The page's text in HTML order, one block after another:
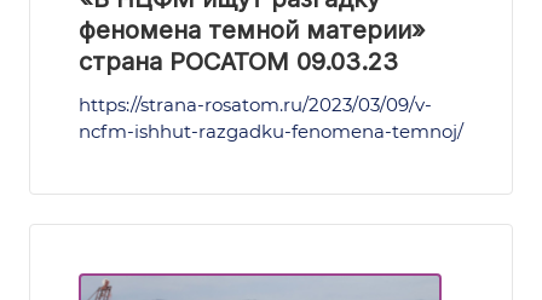
феномена темной материи»
страна РОСАТОМ 09.03.23
https://strana-rosatom.ru/2023/03/09/v-
ncfm-ishhut-razgadku-fenomena-temnoj/